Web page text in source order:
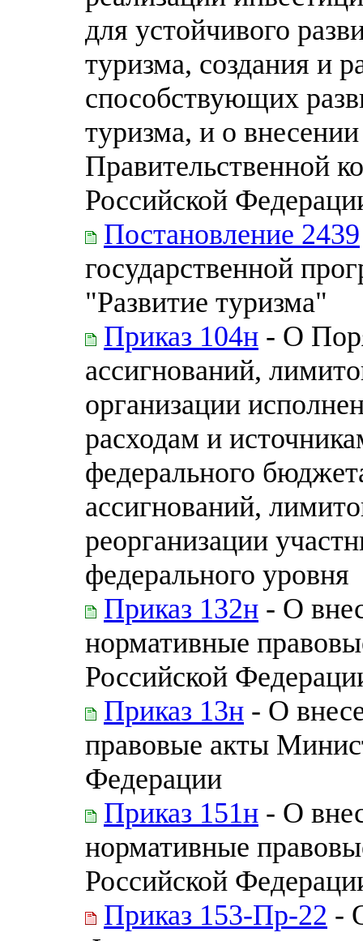
для устойчивого
туризма, создания и
способствующих
туризма, и о
Правительственной
Российской
Постановление 2439
государственной
"Развитие туризма"
Приказ 104н - О
ассигнований,
организации
расходам и
федерального
ассигнований,
реорганизации
федерального уровня
Приказ 132н - О
нормативные
Российской
Приказ 13н - О
правовые акты
Федерации
Приказ 151н - О
нормативные
Российской
Приказ 153-Пр-22 -